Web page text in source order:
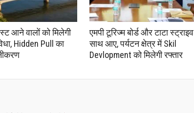
आने वालों को मिलेगी
Hidden Pull का
एमपी टूरिज्म बोर्ड और टाटा स्ट्राइव
साथ आए, पर्यटन क्षेत्र में Skil
Devlopment को मिलेगी रफ्तार